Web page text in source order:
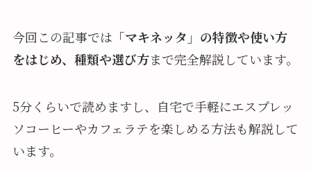
今回この記事では 「マキネッタ」の特徴や使い方
をはじめ、種類や選び方まで完全解説しています。
5分くらいで読めますし、自宅で手軽にエスプレッ
ソコーヒーやカフェラテを楽しめる方法も解説して
います。